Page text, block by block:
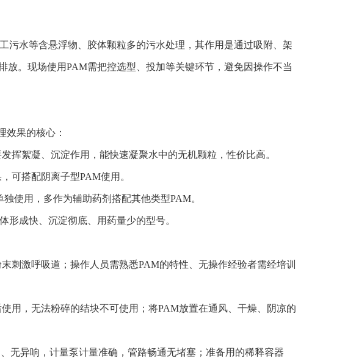
水等含悬浮物、胶体颗粒多的污水处理，其作用是通过吸附、架
。现场使用PAM需把控选型、投加等关键环节，避免因操作不当
果的核心：
挥絮凝、沉淀作用，能快速凝聚水中的无机颗粒，性价比高。
可搭配阴离子型PAM使用。
使用，多作为辅助药剂搭配其他类型PAM。
成快、沉淀彻底、用药量少的型号。
刺激呼吸道；操作人员需熟悉PAM的特性、无操作经验者需经培训
用，无法粉碎的结块不可使用；将PAM放置在通风、干燥、阴凉的
无异响，计量泵计量准确，管路畅通无堵塞；准备用的稀释容器